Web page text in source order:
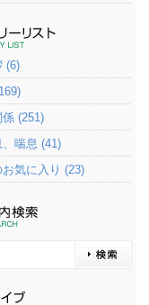
(6)
係 (251)
喘息 (41)
お気に入り (23)